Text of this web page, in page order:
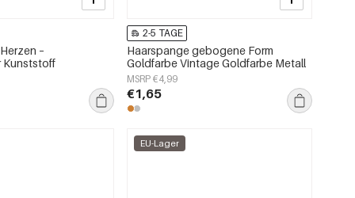
–
Kunststoff
2-5 TAGE
Haarspange gebogene Form
Goldfarbe Vintage Goldfarbe Metall
MSRP €4,99
€1,65
EU-Lager